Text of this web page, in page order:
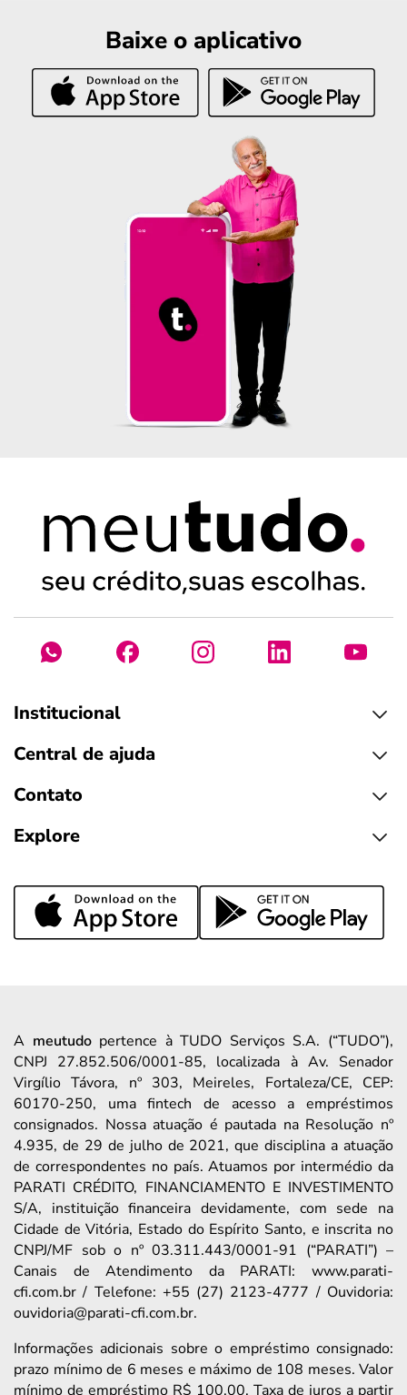
Baixe o aplicativo
Institucional
Central de ajuda
Contato
Explore
A meutudopertence à TUDO Serviços S.A. (“TUDO”),
CNPJ 27.852.506/0001-85, localizada à Av. Senador
Virgílio Távora, nº 303, Meireles, Fortaleza/CE, CEP:
60170-250, uma fintech de acesso a empréstimos
consignados. Nossa atuação é pautada na Resolução nº
4.935, de 29 de julho de 2021, que disciplina a atuação
de correspondentes no país. Atuamos por intermédio da
PARATI CRÉDITO, FINANCIAMENTO E INVESTIMENTO
S/A, instituição financeira devidamente, com sede na
Cidade de Vitória, Estado do Espírito Santo, e inscrita no
CNPJ/MF sob o nº 03.311.443/0001-91 (“PARATI”) –
Canais de Atendimento da PARATI: www.parati-
cfi.com.br / Telefone: +55 (27) 2123-4777 / Ouvidoria:
ouvidoria@parati-cfi.com.br.
Informações adicionais sobre o empréstimo consignado:
prazo mínimo de 6 meses e máximo de 108 meses. Valor
mínimo de empréstimo R$ 100,00. Taxa de juros a partir